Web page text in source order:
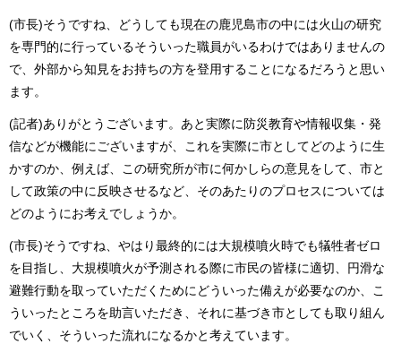
(市長)そうですね、どうしても現在の鹿児島市の中には火山の研究
を専門的に行っているそういった職員がいるわけではありませんの
で、外部から知見をお持ちの方を登用することになるだろうと思い
ます。
(記者)ありがとうございます。あと実際に防災教育や情報収集・発
信などが機能にございますが、これを実際に市としてどのように生
かすのか、例えば、この研究所が市に何かしらの意見をして、市と
して政策の中に反映させるなど、そのあたりのプロセスについては
どのようにお考えでしょうか。
(市長)そうですね、やはり最終的には大規模噴火時でも犠牲者ゼロ
を目指し、大規模噴火が予測される際に市民の皆様に適切、円滑な
避難行動を取っていただくためにどういった備えが必要なのか、こ
ういったところを助言いただき、それに基づき市としても取り組ん
でいく、そういった流れになるかと考えています。